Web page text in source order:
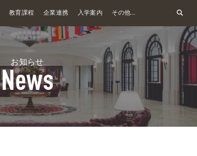
教育課程 企業連携 入学案内 その他...
お知らせ
News